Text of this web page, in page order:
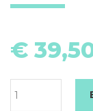
€